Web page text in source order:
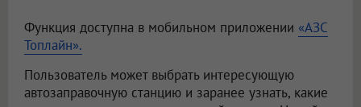
Функция доступна в мобильном приложении «АЗС
Топлайн».
Пользователь может выбрать интересующую
автозаправочную станцию и заранее узнать, какие